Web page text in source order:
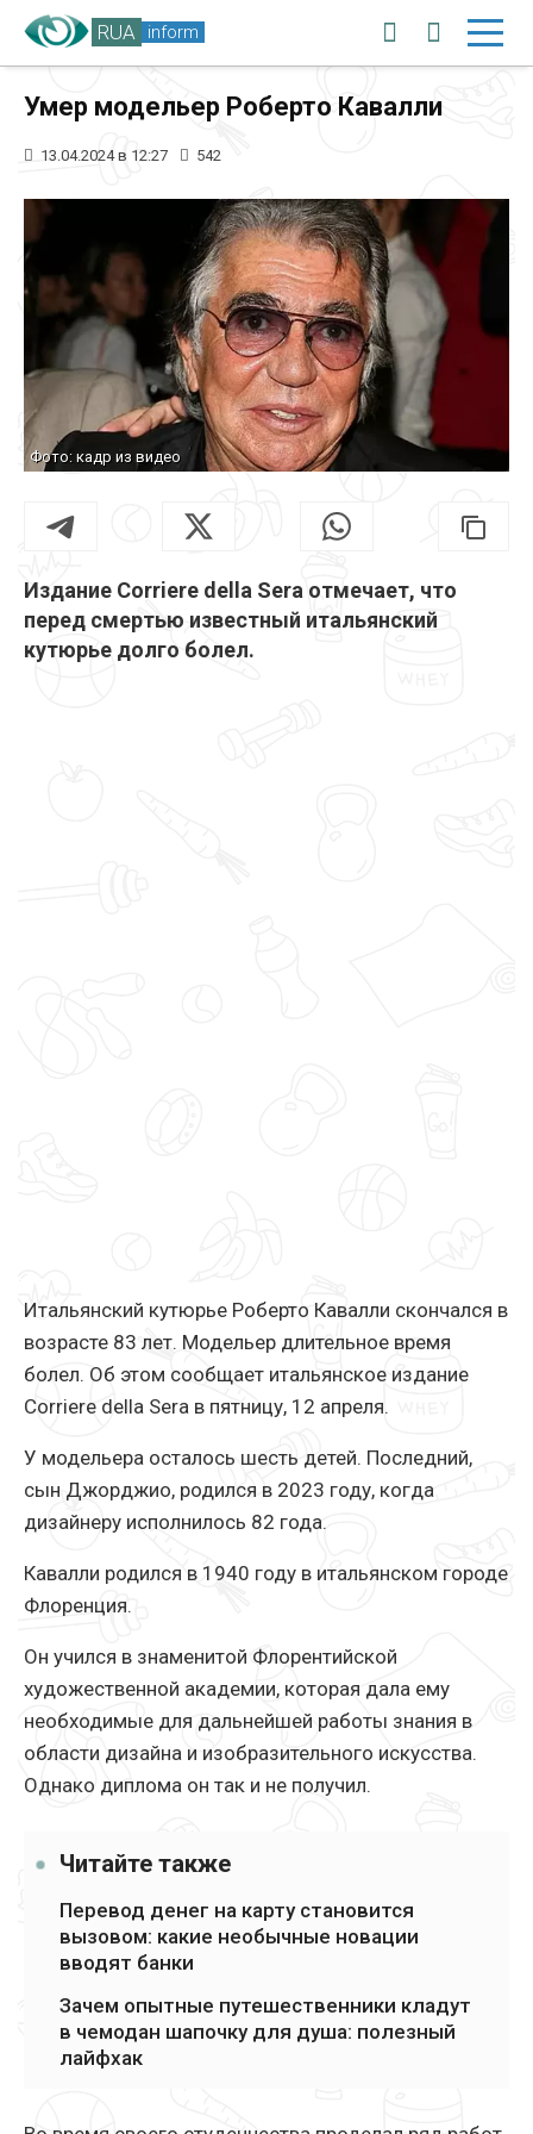
RUA inform
Умер модельер Роберто Кавалли
13.04.2024 в 12:27 542
Фото: кадр из видео
Издание Corriere della Sera отмечает, что
перед смертью известный итальянский
кутюрье долго болел.
Итальянский кутюрье Роберто Кавалли скончался в
возрасте 83 лет. Модельер длительное время
болел. Об этом сообщает итальянское издание
Corriere della Sera в пятницу, 12 апреля.
У модельера осталось шесть детей. Последний,
сын Джорджио, родился в 2023 году, когда
дизайнеру исполнилось 82 года.
Кавалли родился в 1940 году в итальянском городе
Флоренция.
Он учился в знаменитой Флорентийской
художественной академии, которая дала ему
необходимые для дальнейшей работы знания в
области дизайна и изобразительного искусства.
Однако диплома он так и не получил.
Читайте также
Перевод денег на карту становится
вызовом: какие необычные новации
вводят банки
Зачем опытные путешественники кладут
в чемодан шапочку для душа: полезный
лайфхак